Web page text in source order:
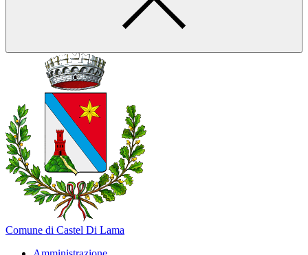
Comune di Castel Di Lama